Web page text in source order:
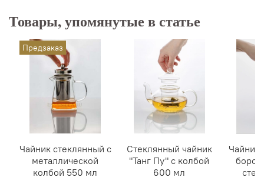
Товары, упомянутые в статье
Предзаказ
Чайник стеклянный с
металлической
колбой 550 мл
Стеклянный чайник
"Танг Пу" с колбой
600 мл
Чайник